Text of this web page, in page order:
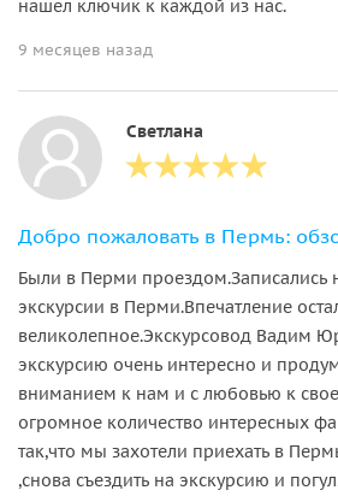
нашел ключик к каждой из нас.
9 месяцев назад
Светлана
Были в Перми проездом.Записались
экскурсии в Перми.Впечатление
великолепное.Экскурсовод Вадим
экскурсию очень интересно и
вниманием к нам и с любовью к
огромное количество интересных
так,что мы захотели приехать в
,снова съездить на экскурсию и